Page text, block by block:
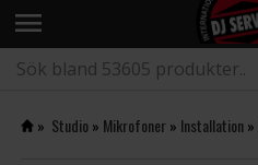
menu
» Studio» Mikrofoner» Installation»